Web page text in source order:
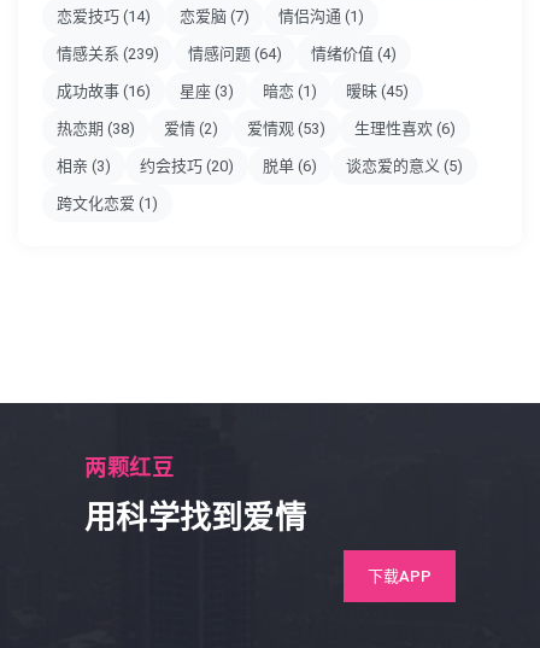
恋爱技巧 (14) 恋爱脑 (7) 情侣沟通 (1)
情感关系 (239) 情感问题 (64) 情绪价值 (4)
成功故事 (16) 星座 (3) 暗恋 (1) 暧昧 (45)
热恋期 (38) 爱情 (2) 爱情观 (53) 生理性喜欢 (6)
相亲 (3) 约会技巧 (20) 脱单 (6) 谈恋爱的意义 (5)
跨文化恋爱 (1)
两颗红豆
用科学找到爱情
下载APP